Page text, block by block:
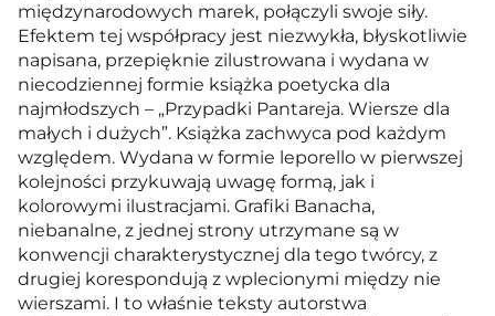
międzynarodowych marek, połączyli swoje siły.
Efektem tej współpracy jest niezwykła, błyskotliwie
napisana, przepięknie zilustrowana i wydana w
niecodziennej formie książka poetycka dla
najmłodszych – „Przypadki Pantareja. Wiersze dla
małych i dużych”. Książka zachwyca pod każdym
względem. Wydana w formie leporello w pierwszej
kolejności przykuwają uwagę formą, jak i
kolorowymi ilustracjami. Grafiki Banacha,
niebanalne, z jednej strony utrzymane są w
konwencji charakterystycznej dla tego twórcy, z
drugiej korespondują z wplecionymi między nie
wierszami. I to właśnie teksty autorstwa